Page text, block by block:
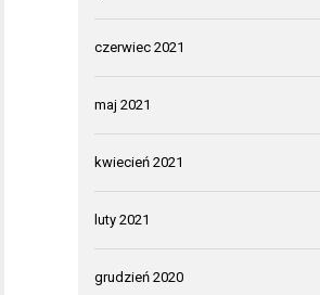
czerwiec 2021
maj 2021
kwiecień 2021
luty 2021
grudzień 2020